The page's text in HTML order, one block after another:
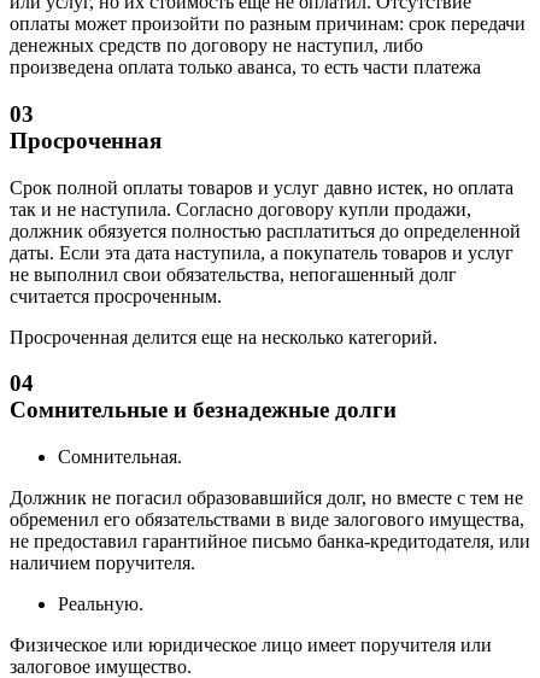
оплаты может произойти по разным причинам: срок передачи
денежных средств по договору не наступил, либо
произведена оплата только аванса, то есть части платежа
03
Просроченная
Срок полной оплаты товаров и услуг давно истек, но оплата
так и не наступила. Согласно договору купли продажи,
должник обязуется полностью расплатиться до определенной
даты. Если эта дата наступила, а покупатель товаров и услуг
не выполнил свои обязательства, непогашенный долг
считается просроченным.
Просроченная делится еще на несколько категорий.
04
Сомнительные и безнадежные долги
Сомнительная.
Должник не погасил образовавшийся долг, но вместе с тем не
обременил его обязательствами в виде залогового имущества,
не предоставил гарантийное письмо банка-кредитодателя, или
наличием поручителя.
Реальную.
Физическое или юридическое лицо имеет поручителя или
залоговое имущество.